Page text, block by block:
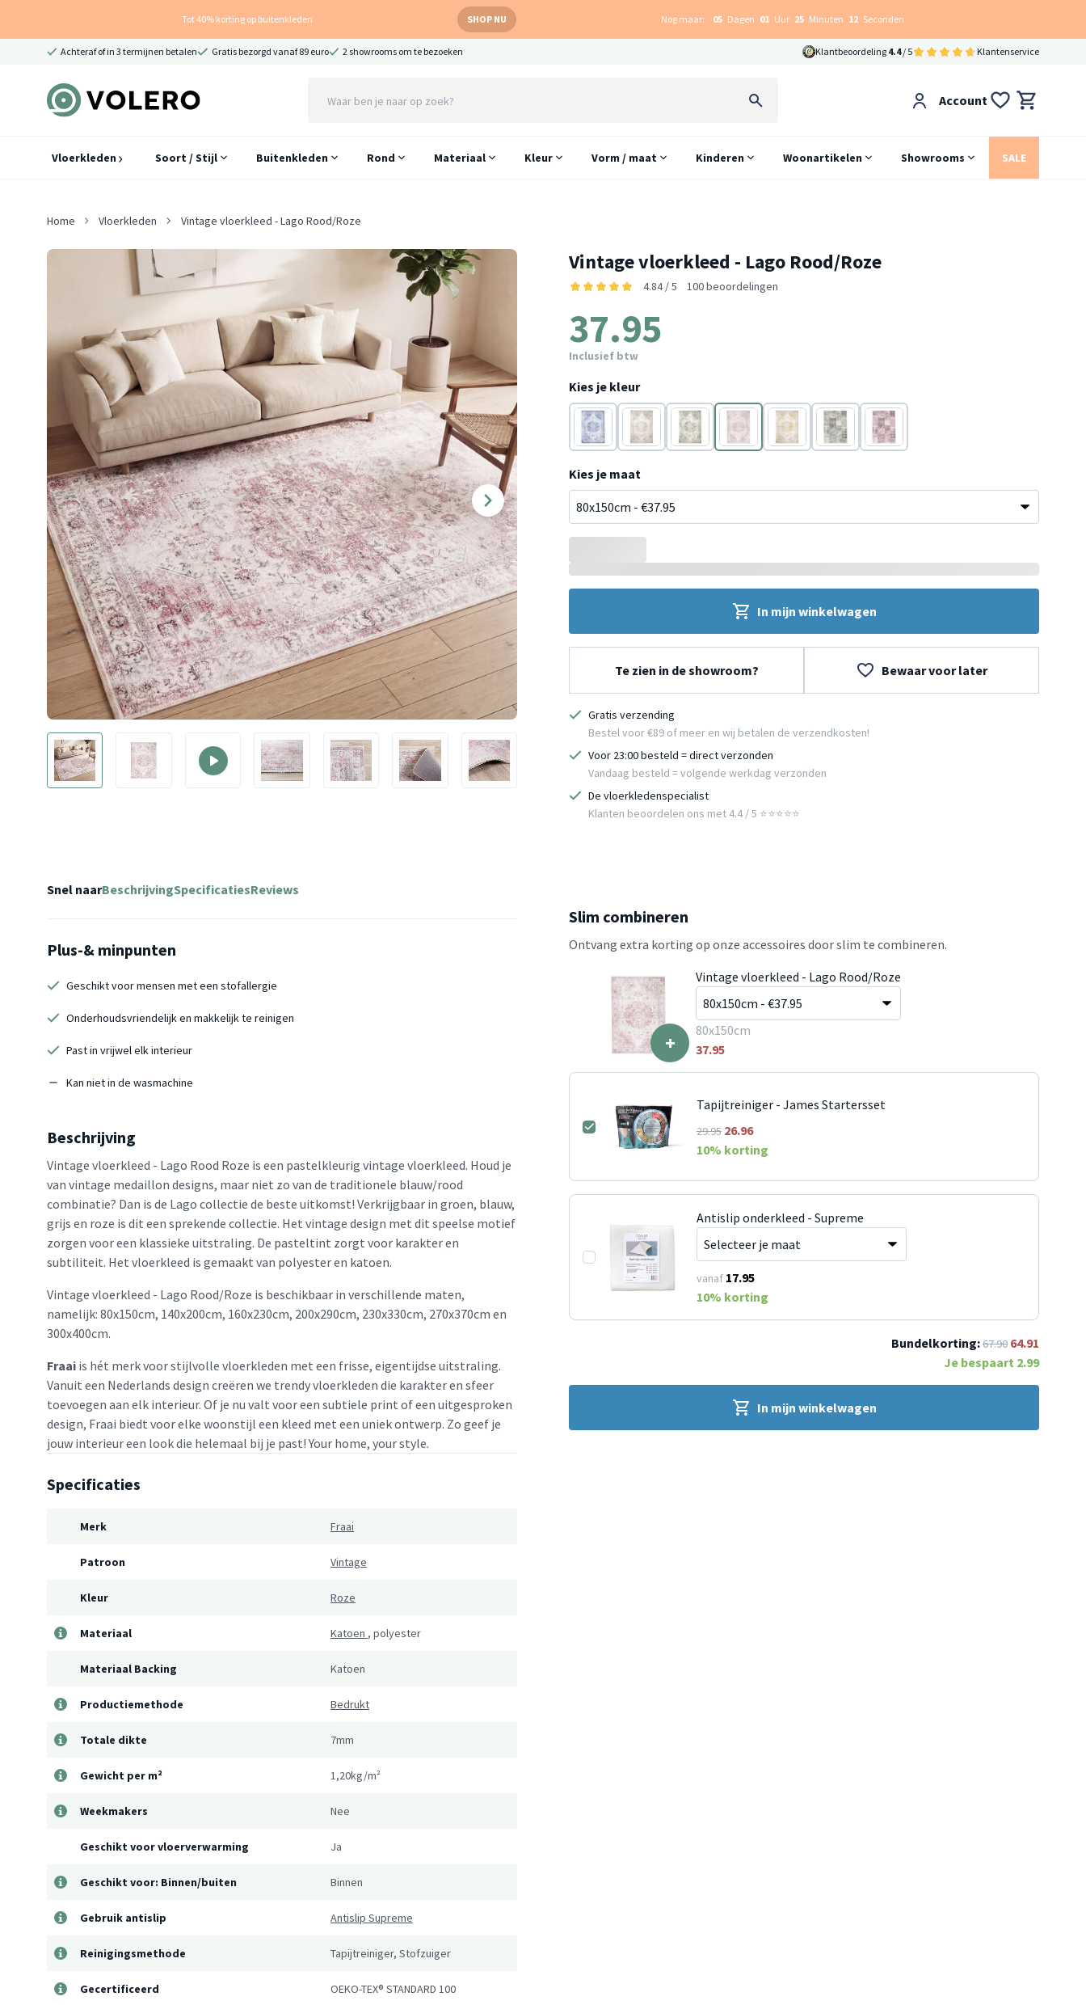
Tot 40% korting op buitenkleden SHOP NU Nog maar: 05 Dagen 01 Uur 25 Minuten 11 Seconden
Achteraf of in 3 termijnen betalen Gratis bezorgd vanaf 89 euro 2 showrooms om te bezoeken Klantbeoordeling 4.4/ 5 Klantenservice
Account
Vloerkleden Soort / Stijl Buitenkleden Rond Materiaal Kleur Vorm / maat Kinderen Woonartikelen Showrooms SALE
Home Vloerkleden Vintage vloerkleed - Lago Rood/Roze
Vintage vloerkleed - Lago Rood/Roze
4.84 / 5 100 beoordelingen
37.95
Inclusief btw
Kies je kleur
Blauw Groen Grijs Roze Geel Grijs
Roze
Kies je maat
In mijn winkelwagen
Te zien in de showroom? Bewaar voor later
Gratis verzending
Bestel voor €89 of meer en wij betalen de verzendkosten!
Voor 23:00 besteld = direct verzonden
Vandaag besteld = volgende werkdag verzonden
De vloerkledenspecialist
Klanten beoordelen ons met 4.4 / 5 ⭐⭐⭐⭐⭐
Snel naarBeschrijvingSpecificatiesReviews
Plus-& minpunten
Geschikt voor mensen met een stofallergie
Onderhoudsvriendelijk en makkelijk te reinigen
Past in vrijwel elk interieur
Kan niet in de wasmachine
Beschrijving
Vintage vloerkleed - Lago Rood Roze is een pastelkleurig vintage vloerkleed. Houd je
van vintage medaillon designs, maar niet zo van de traditionele blauw/rood
combinatie? Dan is de Lago collectie de beste uitkomst! Verkrijgbaar in groen, blauw,
grijs en roze is dit een sprekende collectie. Het vintage design met dit speelse motief
zorgen voor een klassieke uitstraling. De pasteltint zorgt voor karakter en
subtiliteit. Het vloerkleed is gemaakt van polyester en katoen.
Vintage vloerkleed - Lago Rood/Roze is beschikbaar in verschillende maten,
namelijk: 80x150cm, 140x200cm, 160x230cm, 200x290cm, 230x330cm, 270x370cm en
300x400cm.
Fraai is hét merk voor stijlvolle vloerkleden met een frisse, eigentijdse uitstraling.
Vanuit een Nederlands design creëren we trendy vloerkleden die karakter en sfeer
toevoegen aan elk interieur. Of je nu valt voor een subtiele print of een uitgesproken
design, Fraai biedt voor elke woonstijl een kleed met een uniek ontwerp. Zo geef je
jouw interieur een look die helemaal bij je past! Your home, your style.
Specificaties
Merk Fraai
Patroon Vintage
Kleur Roze
Materiaal Katoen , polyester
Materiaal Backing Katoen
Productiemethode Bedrukt
Totale dikte 7mm
Gewicht per m² 1,20kg/m²
Weekmakers Nee
Geschikt voor vloerverwarming Ja
Geschikt voor: Binnen/buiten Binnen
Gebruik antislip Antislip Supreme
Reinigingsmethode Tapijtreiniger, Stofzuiger
Gecertificeerd OEKO-TEX® STANDARD 100
Slim combineren
Ontvang extra korting op onze accessoires door slim te combineren.
+
Vintage vloerkleed - Lago Rood/Roze
80x150cm
37.95
Tapijtreiniger - James Startersset
29.95 26.96
10% korting
Antislip onderkleed - Supreme
vanaf 17.95
10% korting
Bundelkorting:67.90 64.91
Je bespaart 2.99
In mijn winkelwagen